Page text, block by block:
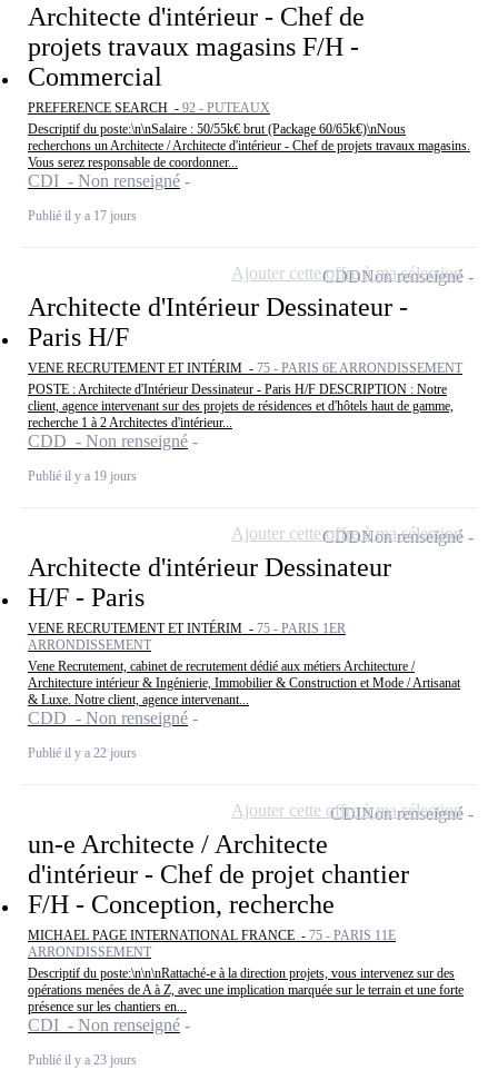
Architecte d'intérieur - Chef de
projets travaux magasins F/H -
Commercial
PREFERENCE SEARCH - 92 - PUTEAUX
Descriptif du poste:\n\nSalaire : 50/55k€ brut (Package 60/65k€)\nNous
recherchons un Architecte / Architecte d'intérieur - Chef de projets travaux magasins.
Vous serez responsable de coordonner...
CDI - Non renseigné
Publié il y a 17 jours
Architecte d'Intérieur Dessinateur -
Paris H/F
VENE RECRUTEMENT ET INTÉRIM - 75 - PARIS 6E ARRONDISSEMENT
POSTE : Architecte d'Intérieur Dessinateur - Paris H/F DESCRIPTION : Notre
client, agence intervenant sur des projets de résidences et d'hôtels haut de gamme,
recherche 1 à 2 Architectes d'intérieur...
CDD - Non renseigné
Publié il y a 19 jours
CDDNon renseigné
Ajouter cette offre à ma sélection
Architecte d'intérieur Dessinateur
H/F - Paris
VENE RECRUTEMENT ET INTÉRIM - 75 - PARIS 1ER
ARRONDISSEMENT
Vene Recrutement, cabinet de recrutement dédié aux métiers Architecture /
Architecture intérieur & Ingénierie, Immobilier & Construction et Mode / Artisanat
& Luxe. Notre client, agence intervenant...
CDD - Non renseigné
Publié il y a 22 jours
CDDNon renseigné
Ajouter cette offre à ma sélection
un-e Architecte / Architecte
d'intérieur - Chef de projet chantier
F/H - Conception, recherche
MICHAEL PAGE INTERNATIONAL FRANCE - 75 - PARIS 11E
ARRONDISSEMENT
Descriptif du poste:\n\n\nRattaché-e à la direction projets, vous intervenez sur des
opérations menées de A à Z, avec une implication marquée sur le terrain et une forte
présence sur les chantiers en...
CDI - Non renseigné
Publié il y a 23 jours
CDINon renseigné
Ajouter cette offre à ma sélection